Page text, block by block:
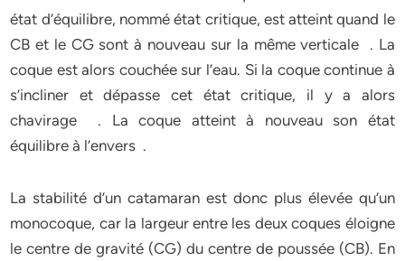
état d’équilibre, nommé état critique, est atteint quand le
CB et le CG sont à nouveau sur la même verticale . La
coque est alors couchée sur l’eau. Si la coque continue à
s’incliner et dépasse cet état critique, il y a alors
chavirage . La coque atteint à nouveau son état
équilibre à l’envers .
La stabilité d’un catamaran est donc plus élevée qu’un
monocoque, car la largeur entre les deux coques éloigne
le centre de gravité (CG) du centre de poussée (CB). En